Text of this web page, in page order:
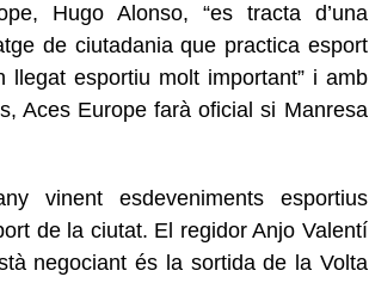
Hugo Alonso, “es tracta d’una
de ciutadania que practica esport
llegat esportiu molt important” i amb
Aces Europe farà oficial si Manresa
vinent esdeveniments esportius
de la ciutat. El regidor Anjo Valentí
negociant és la sortida de la Volta